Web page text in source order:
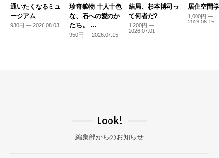
通いたくなるミュ
ージアム
930円 — 2026.08.03
珍奇鉱物 十人十色
な、石への愛のか
たち。 …
950円 — 2026.07.15
結局、杉本博司っ
て何者だ?
1,200円 —
2026.07.01
居住空間
1,000円 —
2026.06.15
Look!
編集部からのお知らせ